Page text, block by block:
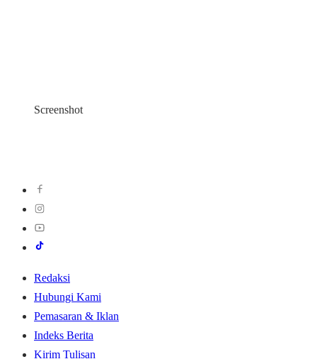
Screenshot
Redaksi
Hubungi Kami
Pemasaran & Iklan
Indeks Berita
Kirim Tulisan